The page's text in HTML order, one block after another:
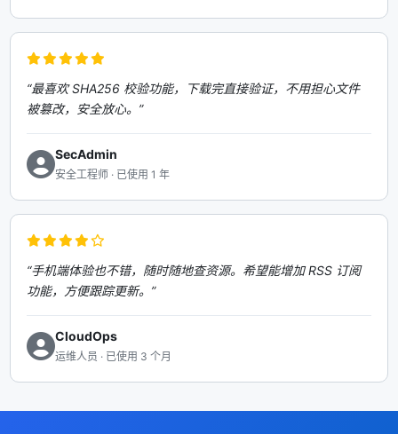
“最喜欢 SHA256 校验功能，下载完直接验证，不用担心文件
被篡改，安全放心。”
SecAdmin
安全工程师 · 已使用 1 年
“手机端体验也不错，随时随地查资源。希望能增加 RSS 订阅
功能，方便跟踪更新。”
CloudOps
运维人员 · 已使用 3 个月